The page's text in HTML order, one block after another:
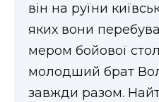
він на руїни
яких вони
мером бойової
молодший брат
завжди разом.